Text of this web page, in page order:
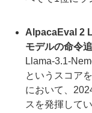
AlpacaEval 2
モデルの命令
Llama-3.1-
というスコア
において、
スを発揮してい